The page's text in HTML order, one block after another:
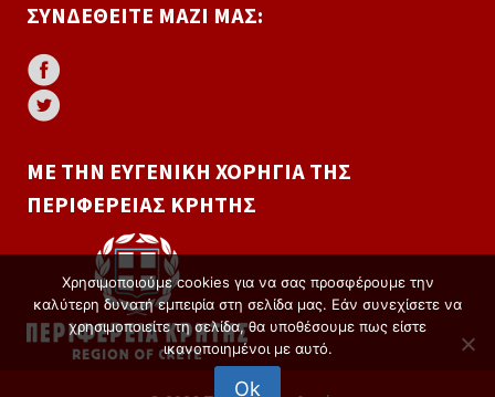
ΣΥΝΔΕΘΕΊΤΕ ΜΑΖΊ ΜΑΣ:
ΜΕ ΤΗΝ ΕΥΓΕΝΙΚΉ ΧΟΡΗΓΊΑ ΤΗΣ
ΠΕΡΙΦΈΡΕΙΑΣ ΚΡΉΤΗΣ
Χρησιμοποιούμε cookies για να σας προσφέρουμε την
καλύτερη δυνατή εμπειρία στη σελίδα μας. Εάν συνεχίσετε να
χρησιμοποιείτε τη σελίδα, θα υποθέσουμε πως είστε
ικανοποιημένοι με αυτό.
Ok